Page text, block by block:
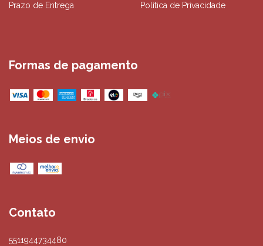
Prazo de Entrega Política de Privacidade
Formas de pagamento
Meios de envio
Contato
5511944734480